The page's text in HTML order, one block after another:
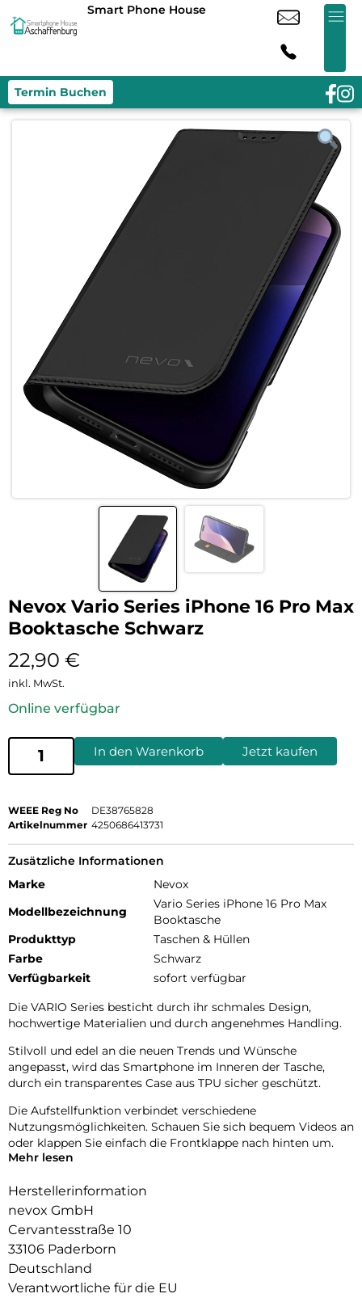
Smart Phone House
Termin Buchen
Nevox Vario Series iPhone 16 Pro Max
Booktasche Schwarz
22,90 €
inkl. MwSt.
Online verfügbar
In den Warenkorb Jetzt kaufen
WEEE Reg No
DE38765828
Artikelnummer 4250686413731
Zusätzliche Informationen
Marke
Nevox
Modellbezeichnung
Vario Series iPhone 16 Pro Max
Booktasche
Produkttyp
Taschen & Hüllen
Farbe
Schwarz
Verfügbarkeit
sofort verfügbar
Die VARIO Series besticht durch ihr schmales Design,
hochwertige Materialien und durch angenehmes Handling.
Stilvoll und edel an die neuen Trends und Wünsche
angepasst, wird das Smartphone im Inneren der Tasche,
durch ein transparentes Case aus TPU sicher geschützt.
Die Aufstellfunktion verbindet verschiedene
Nutzungsmöglichkeiten. Schauen Sie sich bequem Videos an
oder klappen Sie einfach die Frontklappe nach hinten um.
Bedienung kinderleicht und die Schutzhülle öffnet sich nicht
ungewollt.
Beim Umklappen der Frontklappe wird diese ebenfalls durch
die Magneten auf der Rückseite fixiert, somit ist ein
bequemes Telefonieren und Bedienen sichergestellt.
Mehr lesen
Herstellerinformation
nevox GmbH
Cervantesstraße 10
33106 Paderborn
Deutschland
Verantwortliche für die EU